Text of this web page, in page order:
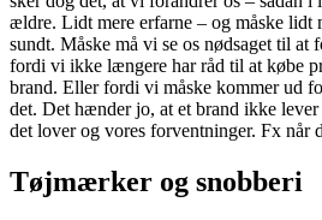
ældre. Lidt mere erfarne – og måske lidt
sundt. Måske må vi se os nødsaget til at
fordi vi ikke længere har råd til at købe
brand. Eller fordi vi måske kommer ud
det. Det hænder jo, at et brand ikke
det lover og vores forventninger. Fx når
Tøjmærker og snobberi